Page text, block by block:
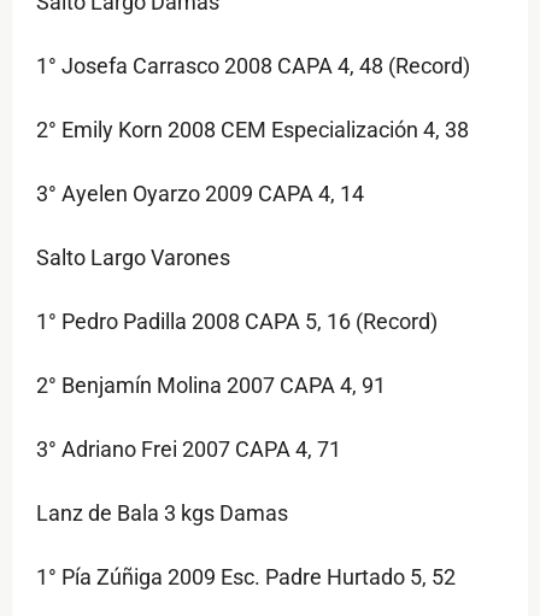
1° Josefa Carrasco 2008 CAPA 4, 48 (Record)
2° Emily Korn 2008 CEM Especialización 4, 38
3° Ayelen Oyarzo 2009 CAPA 4, 14
Salto Largo Varones
1° Pedro Padilla 2008 CAPA 5, 16 (Record)
2° Benjamín Molina 2007 CAPA 4, 91
3° Adriano Frei 2007 CAPA 4, 71
Lanz de Bala 3 kgs Damas
1° Pía Zúñiga 2009 Esc. Padre Hurtado 5, 52